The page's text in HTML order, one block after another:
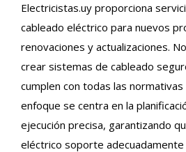
Electricistas.uy proporciona
cableado eléctrico para nuevos
renovaciones y actualizaciones.
crear sistemas de cableado
cumplen con todas las
enfoque se centra en la
ejecución precisa, garantizando
eléctrico soporte adecuadamente